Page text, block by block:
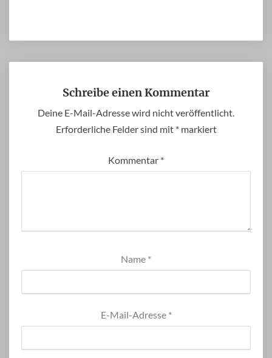
Schreibe einen Kommentar
Deine E-Mail-Adresse wird nicht veröffentlicht.
Erforderliche Felder sind mit *markiert
Kommentar *
Name *
E-Mail-Adresse *